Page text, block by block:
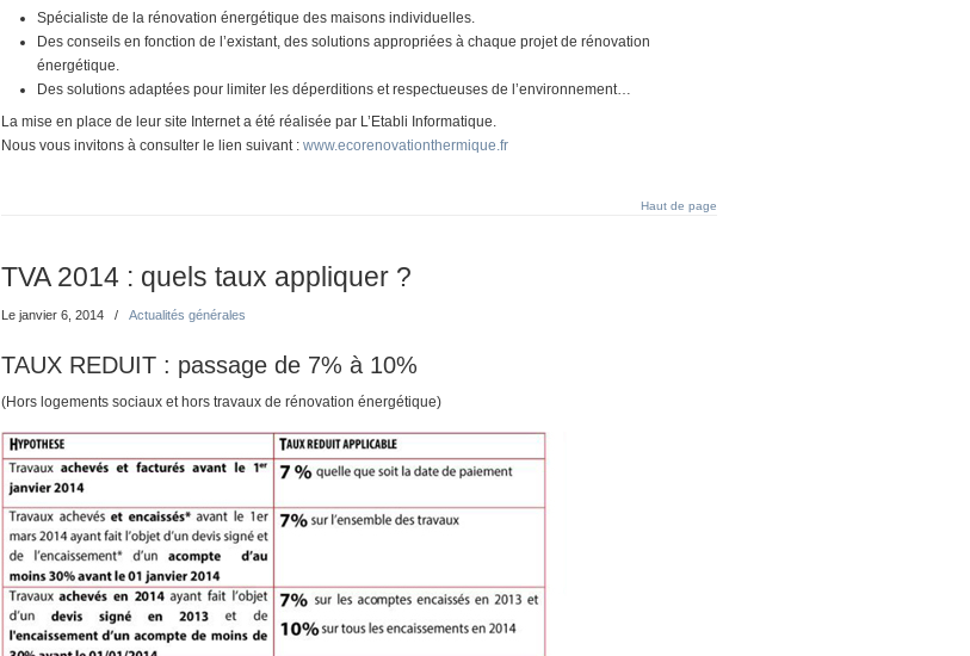
Spécialiste de la rénovation énergétique des maisons individuelles.
Des conseils en fonction de l’existant, des solutions appropriées à chaque projet de rénovation
énergétique.
Des solutions adaptées pour limiter les déperditions et respectueuses de l’environnement…
La mise en place de leur site Internet a été réalisée par L’Etabli Informatique.
Nous vous invitons à consulter le lien suivant : www.ecorenovationthermique.fr
Haut de page
TVA 2014 : quels taux appliquer ?
Le janvier 6, 2014 / Actualités générales
TAUX REDUIT : passage de 7% à 10%
(Hors logements sociaux et hors travaux de rénovation énergétique)